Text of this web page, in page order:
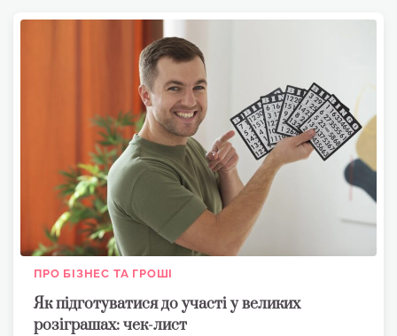
ПРО БІЗНЕС ТА ГРОШІ
Як підготуватися до участі у великих
розіграшах: чек-лист